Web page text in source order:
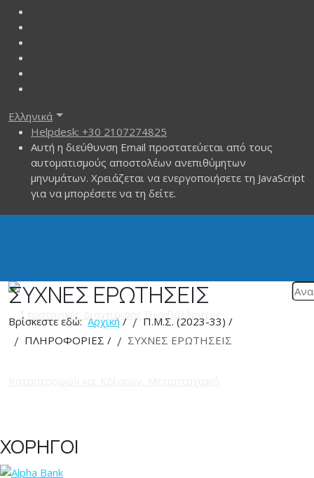
Ελληνικά
Helpdesk: +30 2107274825
Αυτή η διεύθυνση Email προστατεύεται από τους
αυτοματισμούς αποστολέων ανεπιθύμητων
μηνυμάτων. Χρειάζεται να ενεργοποιήσετε τη JavaScript
για να μπορέσετε να τη δείτε.
ΣΥΧΝΕΣ ΕΡΩΤΗΣΕΙΣ
Βρίσκεστε εδώ: Αρχική / Π.Μ.Σ. (2023-33) /
ΠΛΗΡΟΦΟΡΙΕΣ / ΣΥΧΝΕΣ ΕΡΩΤΗΣΕΙΣ
ΧΟΡΗΓΟΙ